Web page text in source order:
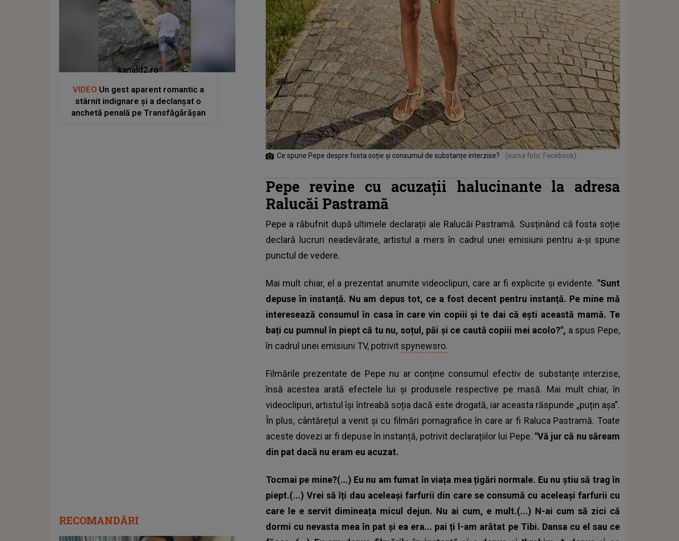
Ce spune Pepe despre fosta soție și consumul de substanțe interzise? (sursa foto: Facebook)
Pepe revine cu acuzații halucinante la adresa
Ralucăi Pastramă
Pepe a răbufnit după ultimele declarații ale Ralucăi Pastramă. Susținând că fosta soție
declară lucruri neadevărate, artistul a mers în cadrul unei emisiuni pentru a-și spune
punctul de vedere.
Mai mult chiar, el a prezentat anumite videoclipuri, care ar fi explicite și evidente. "Sunt
depuse în instanță. Nu am depus tot, ce a fost decent pentru instanță. Pe mine mă
interesează consumul în casa în care vin copiii și te dai că ești această mamă. Te
bați cu pumnul în piept că tu nu, soțul, păi și ce caută copiii mei acolo?", a spus Pepe,
în cadrul unei emisiuni TV, potrivit spynewsro.
Filmările prezentate de Pepe nu ar conține consumul efectiv de substanțe interzise,
însă acestea arată efectele lui și produsele respective pe masă. Mai mult chiar, în
videoclipuri, artistul își întreabă soția dacă este drogată, iar aceasta răspunde „puțin așa”.
În plus, cântărețul a venit și cu filmări pornagrafice în care ar fi Raluca Pastramă. Toate
aceste dovezi ar fi depuse în instanță, potrivit declarațiilor lui Pepe. "Vă jur că nu săream
din pat dacă nu eram eu acuzat.
Tocmai pe mine?(...) Eu nu am fumat în viața mea țigări normale. Eu nu știu să trag în
piept.(...) Vrei să îți dau aceleași farfurii din care se consumă cu aceleași farfurii cu
care le e servit dimineața micul dejun. Nu ai cum, e mult.(...) N-ai cum să zici că
dormi cu nevasta mea în pat și ea era... pai ți l-am arătat pe Tibi. Dansa cu el sau ce
kanald2.ro
VIDEO Un gest aparent romantic a
stârnit indignare și a declanșat o
anchetă penală pe Transfăgărășan
RECOMANDĂRI